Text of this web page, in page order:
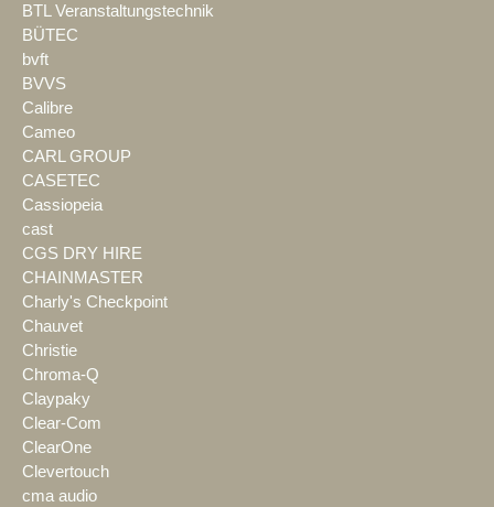
BTL Veranstaltungstechnik
BÜTEC
bvft
BVVS
Calibre
Cameo
CARL GROUP
CASETEC
Cassiopeia
cast
CGS DRY HIRE
CHAINMASTER
Charly's Checkpoint
Chauvet
Christie
Chroma-Q
Claypaky
Clear-Com
ClearOne
Clevertouch
cma audio